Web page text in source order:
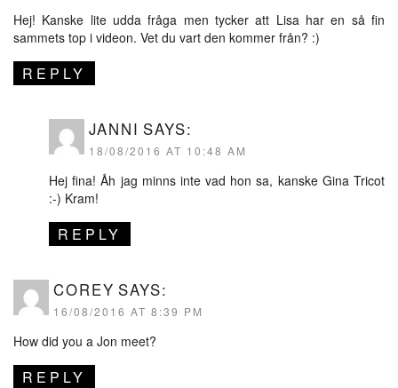
Hej! Kanske lite udda fråga men tycker att Lisa har en så fin
sammets top i videon. Vet du vart den kommer från? :)
REPLY
JANNI SAYS:
18/08/2016 AT 10:48 AM
Hej fina! Åh jag minns inte vad hon sa, kanske Gina Tricot
:-) Kram!
REPLY
COREY SAYS:
16/08/2016 AT 8:39 PM
How did you a Jon meet?
REPLY